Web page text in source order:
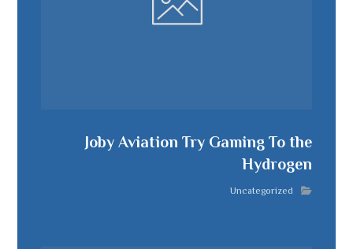
Joby Aviation Try Gaming To the
Hydrogen
Uncategorized